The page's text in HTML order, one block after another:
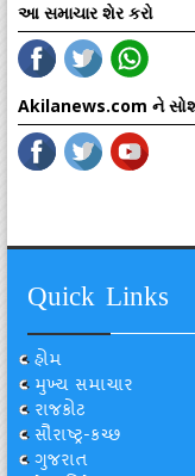
આ સમાચાર શેર કરો
Akilanews.com ને
Quick Links
હોમ
મુખ્ય સમાચાર
રાજકોટ
સૌરાષ્ટ્ર-કચ્છ
ગુજરાત